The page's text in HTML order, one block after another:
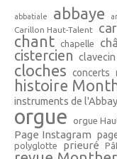
abbatiale abbaye
Carillon Haut-Talent
chant chapelle
cistercien clavecin
cloches concerts
histoire
instruments de
orgue orgue
Page Instagram
polyglotte prieuré